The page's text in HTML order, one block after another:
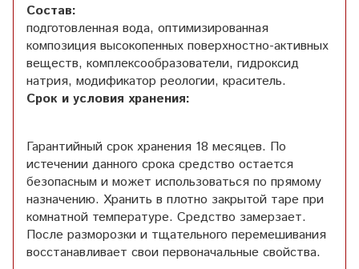
Состав:
подготовленная вода, оптимизированная
композиция высокопенных поверхностно-активных
веществ, комплексообразователи, гидроксид
натрия, модификатор реологии, краситель.
Срок и условия хранения:
Гарантийный срок хранения 18 месяцев. По
истечении данного срока средство остается
безопасным и может использоваться по прямому
назначению. Хранить в плотно закрытой таре при
комнатной температуре. Средство замерзает.
После разморозки и тщательного перемешивания
восстанавливает свои первоначальные свойства.